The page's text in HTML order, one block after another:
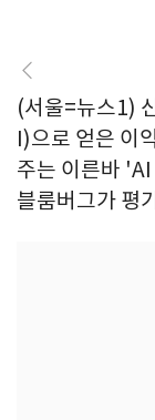
(서울=뉴스1)
I)으로 얻은 이
주는 이른바
블룸버그가 평